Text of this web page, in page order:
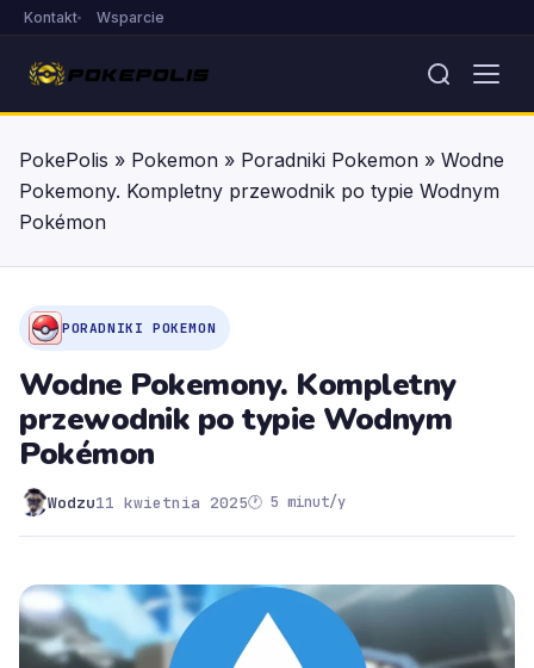
Kontakt Wsparcie
PokePolis » Pokemon » Poradniki Pokemon » Wodne
Pokemony. Kompletny przewodnik po typie Wodnym
Pokémon
PORADNIKI POKEMON
Wodne Pokemony. Kompletny
przewodnik po typie Wodnym
Pokémon
Wodzu11 kwietnia 2025🕐 5 minut/y